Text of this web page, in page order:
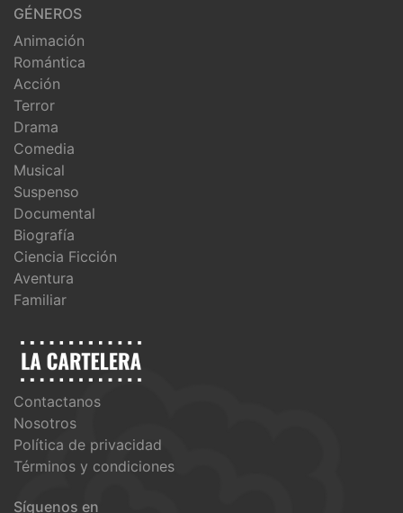
GÉNEROS
Animación
Romántica
Acción
Terror
Drama
Comedia
Musical
Suspenso
Documental
Biografía
Ciencia Ficción
Aventura
Familiar
Contactanos
Nosotros
Política de privacidad
Términos y condiciones
Síguenos en